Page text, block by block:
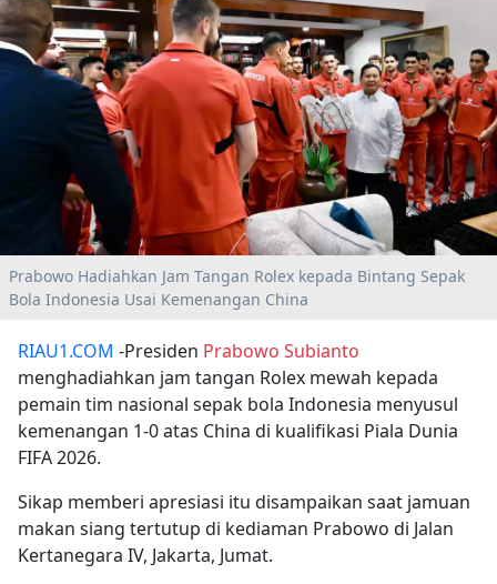
Prabowo Hadiahkan Jam Tangan Rolex kepada Bintang Sepak
Bola Indonesia Usai Kemenangan China
RIAU1.COM -Presiden Prabowo Subianto
menghadiahkan jam tangan Rolex mewah kepada
pemain tim nasional sepak bola Indonesia menyusul
kemenangan 1-0 atas China di kualifikasi Piala Dunia
FIFA 2026.
Sikap memberi apresiasi itu disampaikan saat jamuan
makan siang tertutup di kediaman Prabowo di Jalan
Kertanegara IV, Jakarta, Jumat.